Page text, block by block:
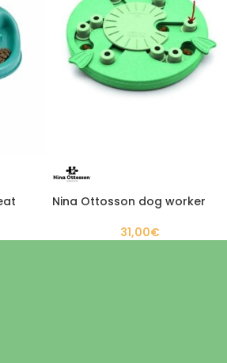
Nina Ottosson dog worker
31,00€